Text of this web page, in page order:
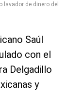
lavador de dinero del
Saúl
con el
Delgadillo
y